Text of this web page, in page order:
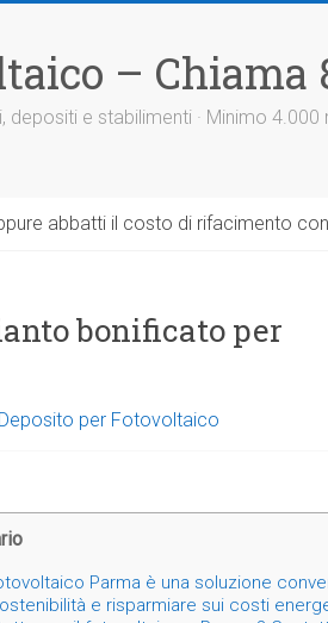
– Chiama
e stabilimenti · Minimo
abbatti il costo di rifacimento
bonificato per
per Fotovoltaico
Parma è una soluzione
e risparmiare sui costi